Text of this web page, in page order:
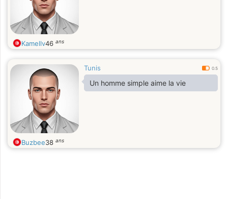
Kamellv46 ans
Tunis 0.5
Un homme simple aime la vie
Buzbee38 ans